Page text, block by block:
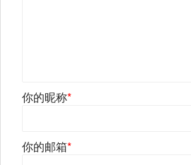
你的昵称*
你的邮箱*